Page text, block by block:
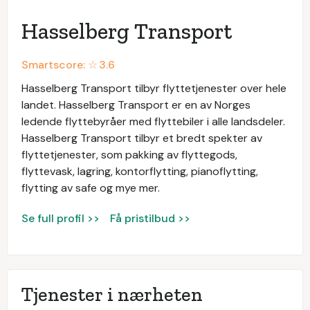
Hasselberg Transport
Smartscore: ☆3.6
Hasselberg Transport tilbyr flyttetjenester over hele
landet. Hasselberg Transport er en av Norges
ledende flyttebyråer med flyttebiler i alle landsdeler.
Hasselberg Transport tilbyr et bredt spekter av
flyttetjenester, som pakking av flyttegods,
flyttevask, lagring, kontorflytting, pianoflytting,
flytting av safe og mye mer.
Se full profil >> Få pristilbud >>
Tjenester i nærheten